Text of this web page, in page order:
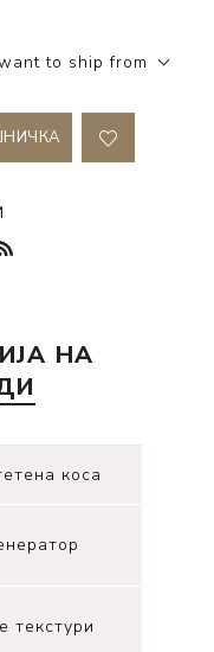
to ship from
НА
коса
текстури